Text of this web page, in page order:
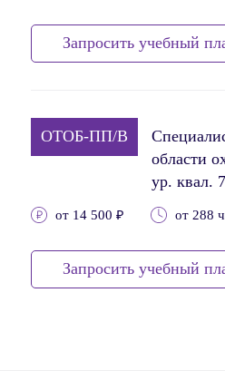
Запросить учебный
ОТОБ-ПП/В
области
ур. квал. 7
от 14 500 ₽ от 288
Запросить учебный